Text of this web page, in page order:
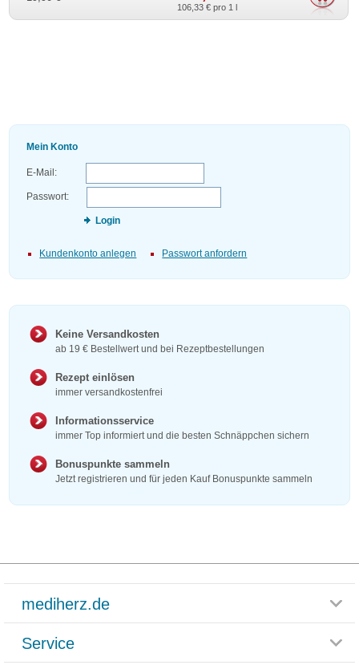
106,33 € pro 1 l
Mein Konto
E-Mail:
Passwort:
Login
Kundenkonto anlegen Passwort anfordern
Keine Versandkosten
ab 19 € Bestellwert und bei Rezeptbestellungen
Rezept einlösen
immer versandkostenfrei
Informationsservice
immer Top informiert und die besten Schnäppchen sichern
Bonuspunkte sammeln
Jetzt registrieren und für jeden Kauf Bonuspunkte sammeln
mediherz.de
Glossar
Service